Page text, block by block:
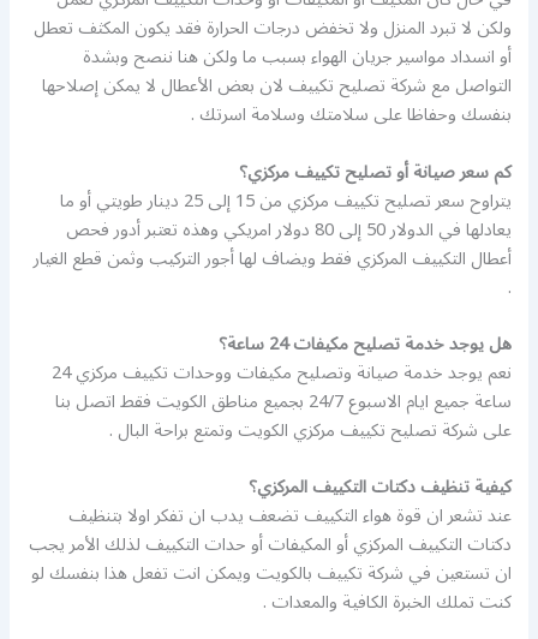
ولكن لا تبرد المنزل ولا تخفض درجات الحرارة فقد يكون المكثف تعطل
أو انسداد مواسير جريان الهواء بسبب ما ولكن هنا ننصح وبشدة
التواصل مع شركة تصليح تكييف لان بعض الأعطال لا يمكن إصلاحها
بنفسك وحفاظا على سلامتك وسلامة اسرتك .
كم سعر صيانة أو تصليح تكييف مركزي؟
يتراوح سعر تصليح تكييف مركزي من 15 إلى 25 دينار طويتي أو ما
يعادلها في الدولار 50 إلى 80 دولار امريكي وهذه تعتبر أدور فحص
أعطال التكييف المركزي فقط ويضاف لها أجور التركيب وثمن قطع الغيار
.
هل يوجد خدمة تصليح مكيفات 24 ساعة؟
نعم يوجد خدمة صيانة وتصليح مكيفات ووحدات تكييف مركزي 24
ساعة جميع ايام الاسبوع 24/7 بجميع مناطق الكويت فقط اتصل بنا
على شركة تصليح تكييف مركزي الكويت وتمتع براحة البال .
كيفية تنظيف دكتات التكييف المركزي؟
عند تشعر ان قوة هواء التكييف تضعف يدب ان تفكر اولا بتنظيف
دكتات التكييف المركزي أو المكيفات أو حدات التكييف لذلك الأمر يجب
ان تستعين في شركة تكييف بالكويت ويمكن انت تفعل هذا بنفسك لو
كنت تملك الخبرة الكافية والمعدات .